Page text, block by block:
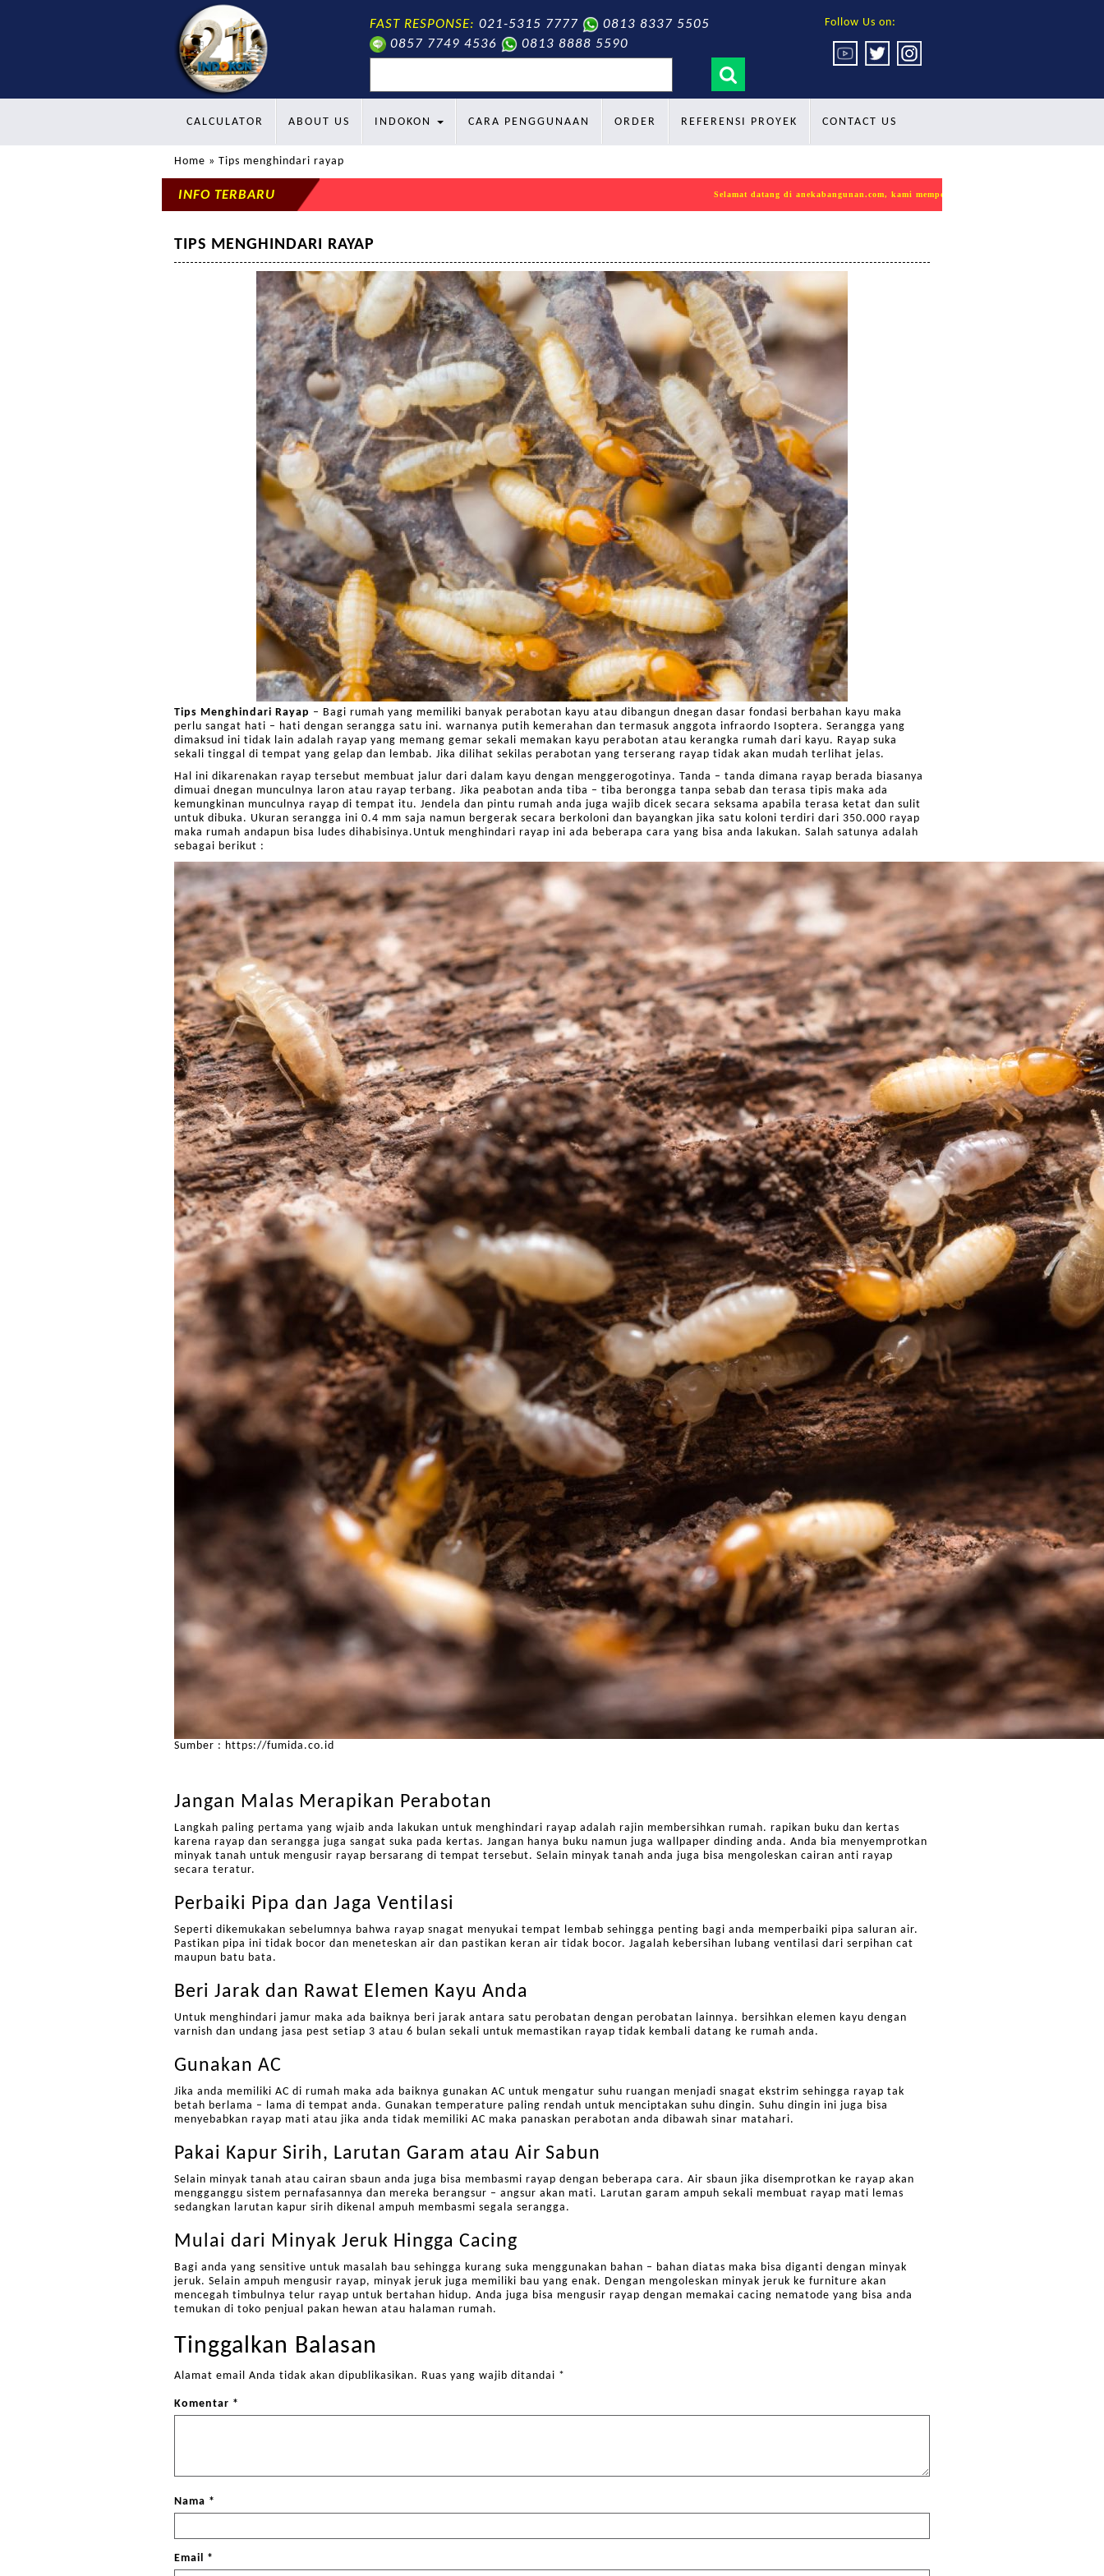
FAST RESPONSE: 021-5315 7777
0813 8337 5505
0857 7749 4536
0813 8888 5590
Follow Us on:
CALCULATOR ABOUT US INDOKON CARA PENGGUNAAN ORDER REFERENSI PROYEK CONTACT US
Home » Tips menghindari rayap
INFO TERBARU Selamat datang di anekabangunan.com, kami mempersembahkan produk INDOKON sebagai solusi
TIPS MENGHINDARI RAYAP
Tips Menghindari Rayap – Bagi rumah yang memiliki banyak perabotan kayu atau dibangun dnegan dasar fondasi berbahan kayu maka
perlu sangat hati – hati dengan serangga satu ini. warnanya putih kemerahan dan termasuk anggota infraordo Isoptera. Serangga yang
dimaksud ini tidak lain adalah rayap yang memang gemar sekali memakan kayu perabotan atau kerangka rumah dari kayu. Rayap suka
sekali tinggal di tempat yang gelap dan lembab. Jika dilihat sekilas perabotan yang terserang rayap tidak akan mudah terlihat jelas.
Hal ini dikarenakan rayap tersebut membuat jalur dari dalam kayu dengan menggerogotinya. Tanda – tanda dimana rayap berada biasanya
dimuai dnegan munculnya laron atau rayap terbang. Jika peabotan anda tiba – tiba berongga tanpa sebab dan terasa tipis maka ada
kemungkinan munculnya rayap di tempat itu. Jendela dan pintu rumah anda juga wajib dicek secara seksama apabila terasa ketat dan sulit
untuk dibuka. Ukuran serangga ini 0.4 mm saja namun bergerak secara berkoloni dan bayangkan jika satu koloni terdiri dari 350.000 rayap
maka rumah andapun bisa ludes dihabisinya.Untuk menghindari rayap ini ada beberapa cara yang bisa anda lakukan. Salah satunya adalah
sebagai berikut :
Sumber : https://fumida.co.id
Jangan Malas Merapikan Perabotan
Langkah paling pertama yang wjaib anda lakukan untuk menghindari rayap adalah rajin membersihkan rumah. rapikan buku dan kertas
karena rayap dan serangga juga sangat suka pada kertas. Jangan hanya buku namun juga wallpaper dinding anda. Anda bia menyemprotkan
minyak tanah untuk mengusir rayap bersarang di tempat tersebut. Selain minyak tanah anda juga bisa mengoleskan cairan anti rayap
secara teratur.
Perbaiki Pipa dan Jaga Ventilasi
Seperti dikemukakan sebelumnya bahwa rayap snagat menyukai tempat lembab sehingga penting bagi anda memperbaiki pipa saluran air.
Pastikan pipa ini tidak bocor dan meneteskan air dan pastikan keran air tidak bocor. Jagalah kebersihan lubang ventilasi dari serpihan cat
maupun batu bata.
Beri Jarak dan Rawat Elemen Kayu Anda
Untuk menghindari jamur maka ada baiknya beri jarak antara satu perobatan dengan perobatan lainnya. bersihkan elemen kayu dengan
varnish dan undang jasa pest setiap 3 atau 6 bulan sekali untuk memastikan rayap tidak kembali datang ke rumah anda.
Gunakan AC
Jika anda memiliki AC di rumah maka ada baiknya gunakan AC untuk mengatur suhu ruangan menjadi snagat ekstrim sehingga rayap tak
betah berlama – lama di tempat anda. Gunakan temperature paling rendah untuk menciptakan suhu dingin. Suhu dingin ini juga bisa
menyebabkan rayap mati atau jika anda tidak memiliki AC maka panaskan perabotan anda dibawah sinar matahari.
Pakai Kapur Sirih, Larutan Garam atau Air Sabun
Selain minyak tanah atau cairan sbaun anda juga bisa membasmi rayap dengan beberapa cara. Air sbaun jika disemprotkan ke rayap akan
mengganggu sistem pernafasannya dan mereka berangsur – angsur akan mati. Larutan garam ampuh sekali membuat rayap mati lemas
sedangkan larutan kapur sirih dikenal ampuh membasmi segala serangga.
Mulai dari Minyak Jeruk Hingga Cacing
Bagi anda yang sensitive untuk masalah bau sehingga kurang suka menggunakan bahan – bahan diatas maka bisa diganti dengan minyak
jeruk. Selain ampuh mengusir rayap, minyak jeruk juga memiliki bau yang enak. Dengan mengoleskan minyak jeruk ke furniture akan
mencegah timbulnya telur rayap untuk bertahan hidup. Anda juga bisa mengusir rayap dengan memakai cacing nematode yang bisa anda
temukan di toko penjual pakan hewan atau halaman rumah.
Tinggalkan Balasan
Alamat email Anda tidak akan dipublikasikan. Ruas yang wajib ditandai *
Komentar *
Nama *
Email *